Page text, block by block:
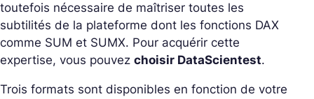
toutefois nécessaire de maîtriser toutes les
subtilités de la plateforme dont les fonctions DAX
comme SUM et SUMX. Pour acquérir cette
expertise, vous pouvez choisir DataScientest.
Trois formats sont disponibles en fonction de votre